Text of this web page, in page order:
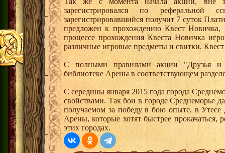
зарегистрировался по
зарегистрировавшийся получит 7 суток
предложен к прохождению Квест
процессе прохождения Квеста Новичка
различные игровые предметы и свитки.
С полными правилами акции "Друзья и
библиотеке Арены в соответствующем
С середины января 2015 года города
свойствами. Так бои в городе Среднеморье
получаемом за победу в бою опыте, в
Арены, которые хотят быстрее прокачаться,
этих городах.